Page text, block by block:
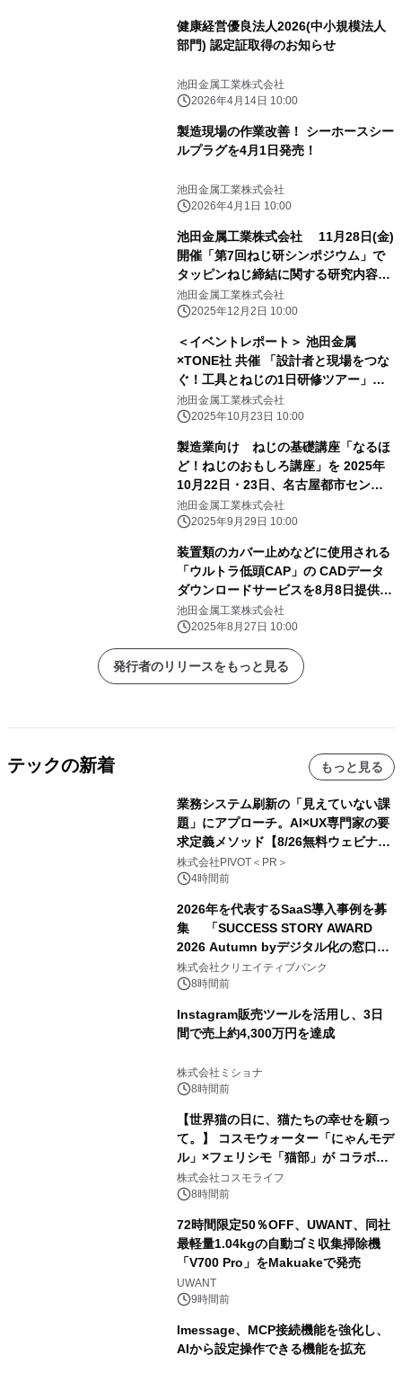
健康経営優良法人2026(中小規模法人
部門) 認定証取得のお知らせ
池田金属工業株式会社
2026年4月14日 10:00
製造現場の作業改善！ シーホースシー
ルプラグを4月1日発売！
池田金属工業株式会社
2026年4月1日 10:00
池田金属工業株式会社 11月28日(金)
開催「第7回ねじ研シンポジウム」で
タッピンねじ締結に関する研究内容発
表
池田金属工業株式会社
2025年12月2日 10:00
＜イベントレポート＞ 池田金属
×TONE社 共催 「設計者と現場をつな
ぐ！工具とねじの1日研修ツアー」を
9月19日(金)に開催
池田金属工業株式会社
2025年10月23日 10:00
製造業向け ねじの基礎講座「なるほ
ど！ねじのおもしろ講座」を 2025年
10月22日・23日、名古屋都市センタ
ーで開催
池田金属工業株式会社
2025年9月29日 10:00
装置類のカバー止めなどに使用される
「ウルトラ低頭CAP」の CADデータ
ダウンロードサービスを8月8日提供開
始
池田金属工業株式会社
2025年8月27日 10:00
発行者のリリースをもっと見る
テックの新着 もっと見る
業務システム刷新の「見えていない課
題」にアプローチ。AI×UX専門家の要
求定義メソッド【8/26無料ウェビナ
ー】株式会社PIVOT
株式会社PIVOT＜PR＞
4時間前
2026年を代表するSaaS導入事例を募
集 「SUCCESS STORY AWARD
2026 Autumn byデジタル化の窓口」
開催
株式会社クリエイティブバンク
8時間前
Instagram販売ツールを活用し、3日
間で売上約4,300万円を達成
株式会社ミショナ
8時間前
【世界猫の日に、猫たちの幸せを願っ
て。】 コスモウォーター「にゃんモデ
ル」×フェリシモ「猫部」が コラボキ
ャンペーンを実施
株式会社コスモライフ
8時間前
72時間限定50％OFF、UWANT、同社
最軽量1.04kgの自動ゴミ収集掃除機
「V700 Pro」をMakuakeで発売
UWANT
9時間前
lmessage、MCP接続機能を強化し、
AIから設定操作できる機能を拡充